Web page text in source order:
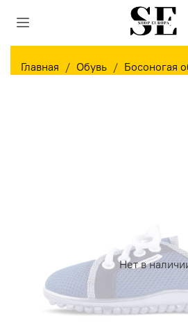
Главная Обувь Босоногая
Нет в